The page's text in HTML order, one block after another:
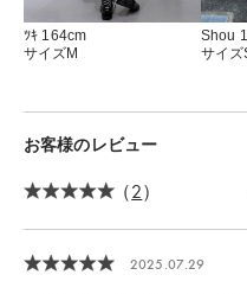
ﾂｷ 164cm
サイズM
Shou
サイズ
お客様のレビュー
（2）
2025.07.29